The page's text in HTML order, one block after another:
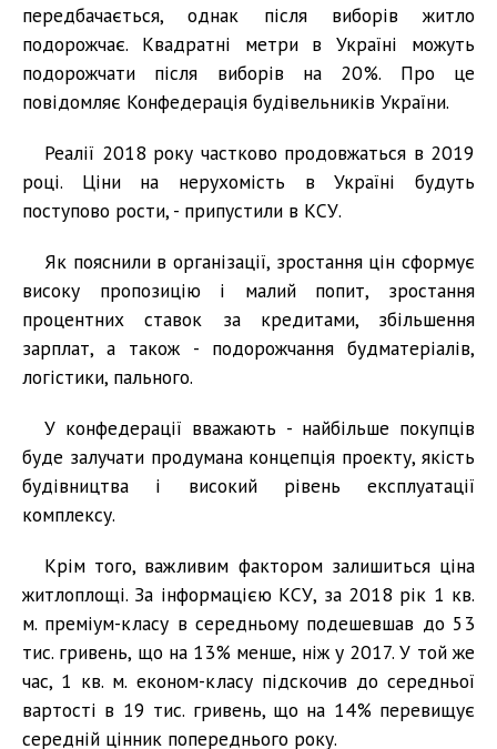
передбачається, однак після виборів житло
подорожчає. Квадратні метри в Україні можуть
подорожчати після виборів на 20%. Про це
повідомляє Конфедерація будівельників України.
Реалії 2018 року частково продовжаться в 2019
році. Ціни на нерухомість в Україні будуть
поступово рости, - припустили в КСУ.
Як пояснили в організації, зростання цін сформує
високу пропозицію і малий попит, зростання
процентних ставок за кредитами, збільшення
зарплат, а також - подорожчання будматеріалів,
логістики, пального.
У конфедерації вважають - найбільше покупців
буде залучати продумана концепція проекту, якість
будівництва і високий рівень експлуатації
комплексу.
Крім того, важливим фактором залишиться ціна
житлоплощі. За інформацією КСУ, за 2018 рік 1 кв.
м. преміум-класу в середньому подешевшав до 53
тис. гривень, що на 13% менше, ніж у 2017. У той же
час, 1 кв. м. економ-класу підскочив до середньої
вартості в 19 тис. гривень, що на 14% перевищує
середній цінник попереднього року.